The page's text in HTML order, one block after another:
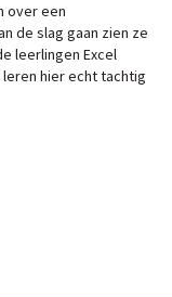
over een
de slag gaan zien ze
leerlingen Excel
hier echt tachtig